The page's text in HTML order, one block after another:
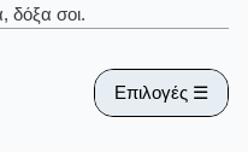
δόξα σοι.
Επιλογές ☰